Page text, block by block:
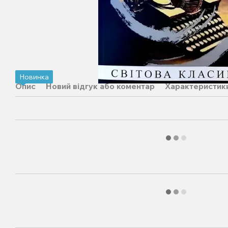
Новинка
Опис Новий відгук або коментар